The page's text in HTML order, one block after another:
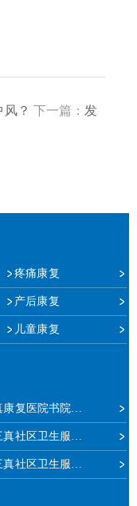
？ 下一篇： 发
疼痛康复
产后康复
儿童康复
长沙三真康复医院书院路院区
桔子洲三真社区卫生服务中心
仰天湖三真社区卫生服务站